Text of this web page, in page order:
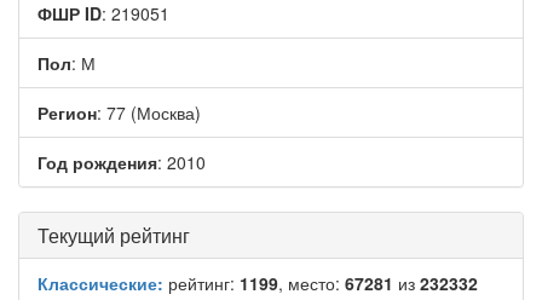
ФШР ID: 219051
Пол: М
Регион: 77 (Москва)
Год рождения: 2010
Текущий рейтинг
Классические: рейтинг: 1199, место: 67281 из 232332